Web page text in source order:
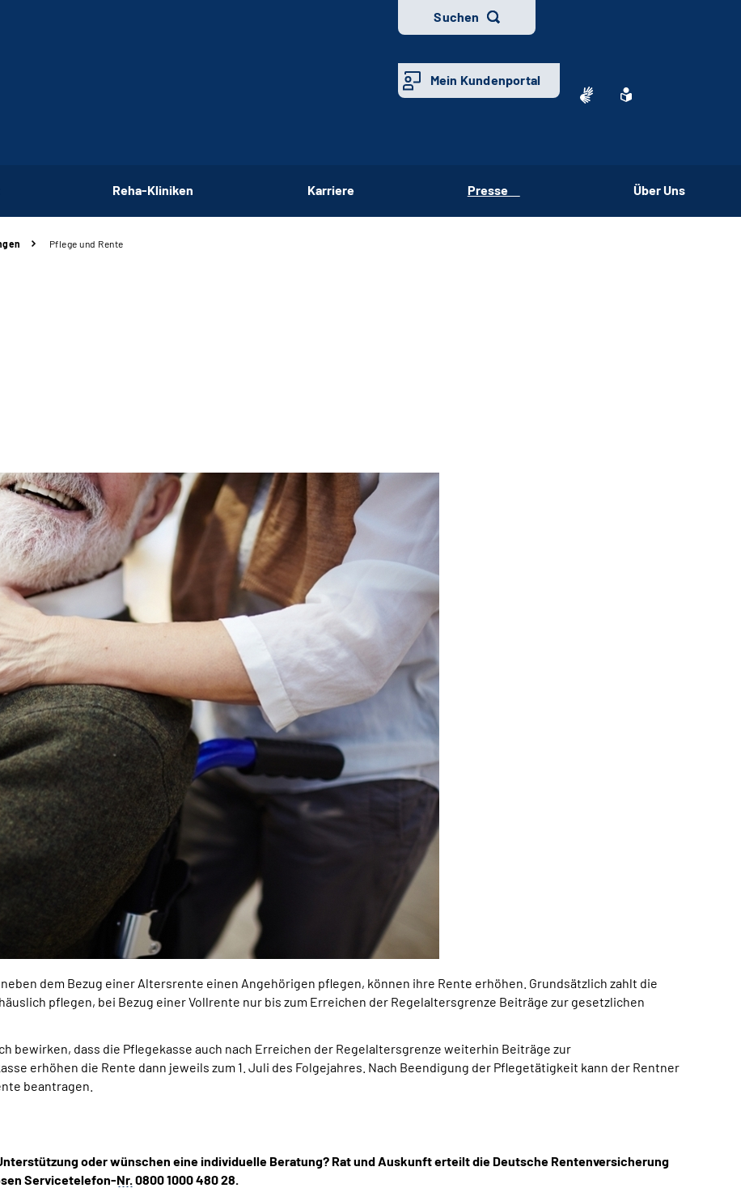
Suchen
Mein Kundenportal
Reha-Kliniken Karriere Presse Über Uns
Pflege und Rente
dem Bezug einer Altersrente einen Angehörigen pflegen, können ihre Rente erhöhen. Grundsätzlich zahlt die
pflegen, bei Bezug einer Vollrente nur bis zum Erreichen der Regelaltersgrenze Beiträge zur gesetzlichen
bewirken, dass die Pflegekasse auch nach Erreichen der Regelaltersgrenze weiterhin Beiträge zur
erhöhen die Rente dann jeweils zum 1. Juli des Folgejahres. Nach Beendigung der Pflegetätigkeit kann der Rentner
beantragen.
oder wünschen eine individuelle Beratung? Rat und Auskunft erteilt die Deutsche Rentenversicherung
Servicetelefon-Nr.0800 1000 480 28.